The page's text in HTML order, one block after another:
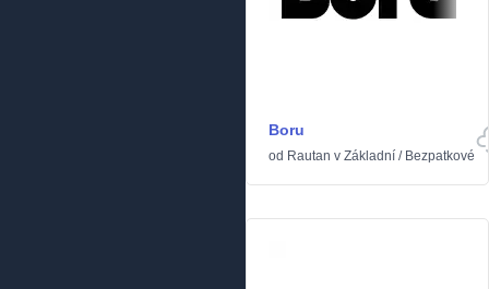
Boru
od Rautan v Základní / Bezpatkové